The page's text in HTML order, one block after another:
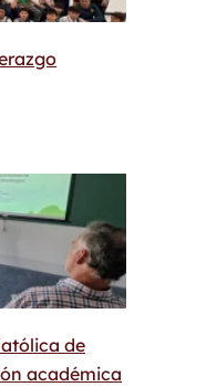
de
académica